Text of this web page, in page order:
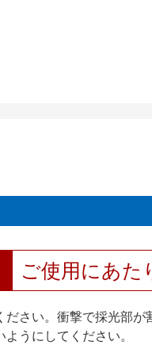
ご使用にあた
さい。衝撃で採光部が
うにしてください。